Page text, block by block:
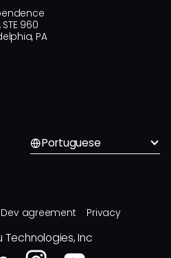
STE 960
PA
Portuguese
Dev agreement Privacy
Technologies, Inc